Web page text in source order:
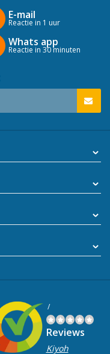
E-mail
Reactie in 1 uur
Whats app
Reactie in 30 minuten
/
Reviews
Kiyoh